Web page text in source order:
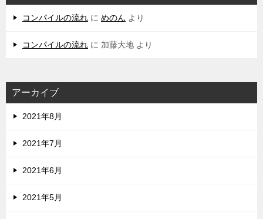
コンパイルの流れ に めのん より
コンパイルの流れ に 加藤大地 より
アーカイブ
2021年8月
2021年7月
2021年6月
2021年5月